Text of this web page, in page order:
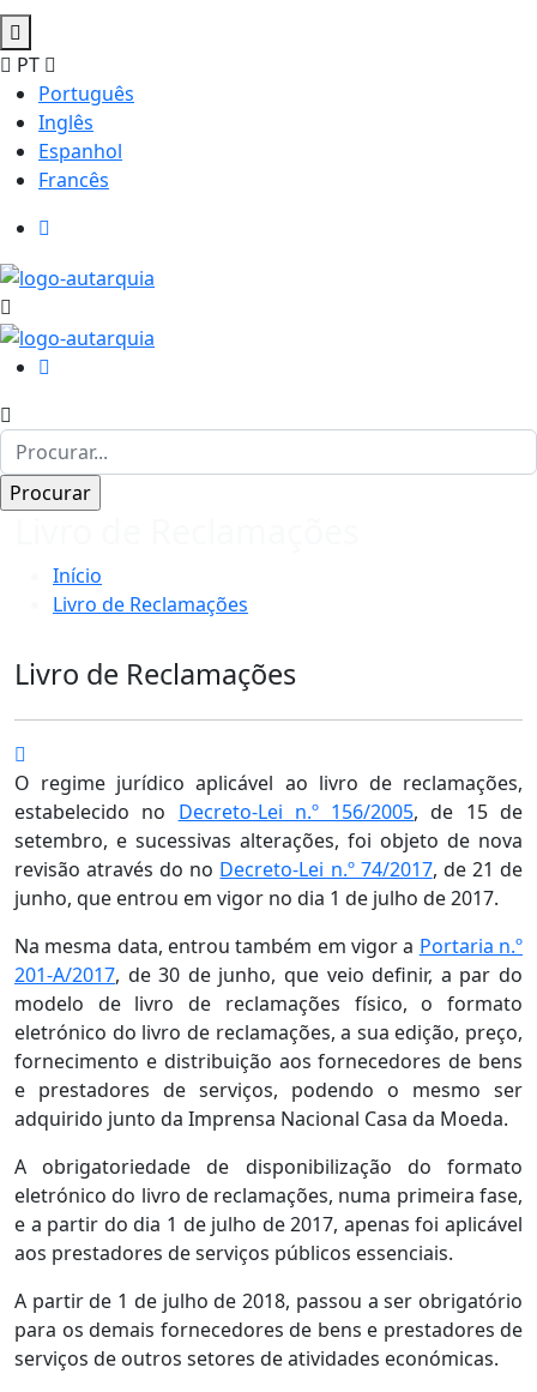
PT
Português
Inglês
Espanhol
Francês
Início
Livro de Reclamações
Livro de Reclamações
O regime jurídico aplicável ao livro de reclamações,
estabelecido no Decreto-Lei n.º 156/2005, de 15 de
setembro, e sucessivas alterações, foi objeto de nova
revisão através do no Decreto-Lei n.º 74/2017, de 21 de
junho, que entrou em vigor no dia 1 de julho de 2017.
Na mesma data, entrou também em vigor a Portaria n.º
201-A/2017, de 30 de junho, que veio definir, a par do
modelo de livro de reclamações físico, o formato
eletrónico do livro de reclamações, a sua edição, preço,
fornecimento e distribuição aos fornecedores de bens
e prestadores de serviços, podendo o mesmo ser
adquirido junto da Imprensa Nacional Casa da Moeda.
A obrigatoriedade de disponibilização do formato
eletrónico do livro de reclamações, numa primeira fase,
e a partir do dia 1 de julho de 2017, apenas foi aplicável
aos prestadores de serviços públicos essenciais.
A partir de 1 de julho de 2018, passou a ser obrigatório
para os demais fornecedores de bens e prestadores de
serviços de outros setores de atividades económicas.